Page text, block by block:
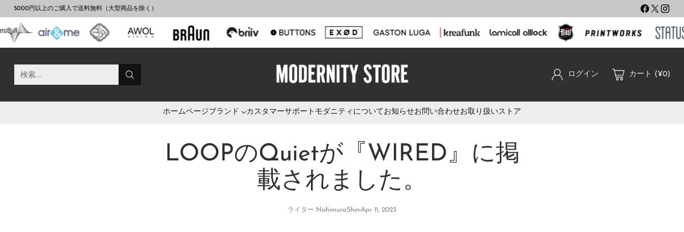
検索.... ログイン カート (¥0)
ホームページブランド カスタマーサポート モダニティについて お知らせお問い合わせお取り扱いストア
Modernity Storeへようこそ！
LOOPのQuietが『WIRED』に掲
載されました。
ライター NishimuraShin Apr 11, 2023